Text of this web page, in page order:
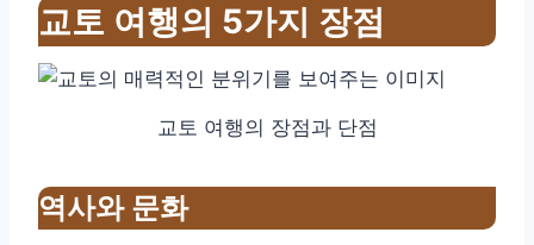
교토 여행의 5가지 장점
교토 여행의 장점과 단점
역사와 문화